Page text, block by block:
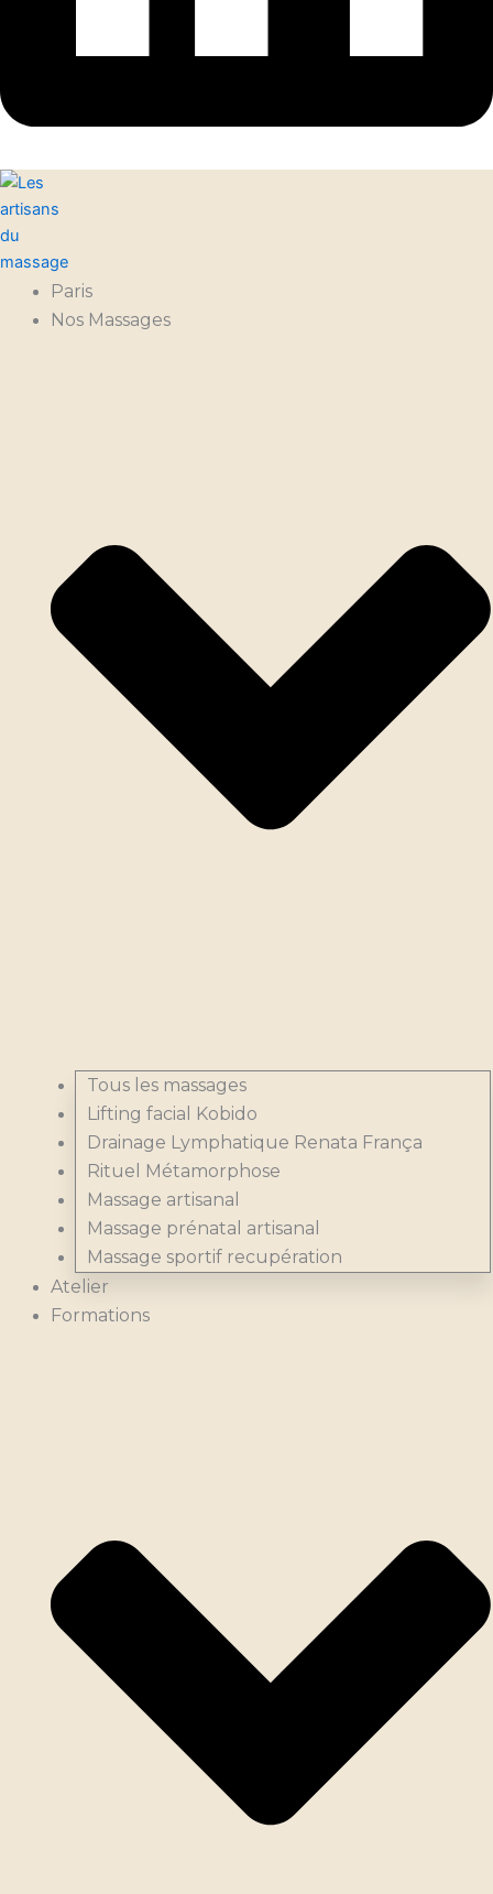
Paris
Nos Massages
Tous les massages
Lifting facial Kobido
Drainage Lymphatique Renata França
Rituel Métamorphose
Massage artisanal
Massage prénatal artisanal
Massage sportif recupération
Atelier
Formations